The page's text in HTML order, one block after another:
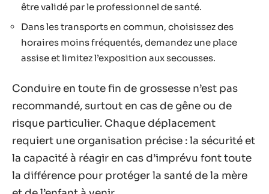
être validé par le professionnel de santé.
Dans les transports en commun, choisissez des
horaires moins fréquentés, demandez une place
assise et limitez l’exposition aux secousses.
Conduire en toute fin de grossesse n’est pas
recommandé, surtout en cas de gêne ou de
risque particulier. Chaque déplacement
requiert une organisation précise : la sécurité et
la capacité à réagir en cas d’imprévu font toute
la différence pour protéger la santé de la mère